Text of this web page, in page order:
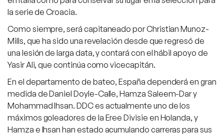
la serie de Croacia.
Como siempre, será capitaneado por Christian Munoz-
Mills, que ha sido una revelación desde que regresó de
una lesión de larga data, y contará con el hábil apoyo de
Yasir Ali, que continúa como vicecapitán.
En el departamento de bateo, España dependerá en gran
medida de Daniel Doyle-Calle, Hamza Saleem-Dar y
Mohammad Ihsan. DDC es actualmente uno de los
máximos goleadores de la Eree Divisie en Holanda, y
Hamza e Ihsan han estado acumulando carreras para sus